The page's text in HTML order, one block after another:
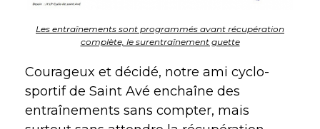
Les entraînements sont programmés avant récupération
complète, le surentraînement guette
Courageux et décidé, notre ami cyclo-
sportif de Saint Avé enchaîne des
entraînements sans compter, mais